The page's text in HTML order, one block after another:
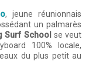
, jeune réunionnais
un palmarès
Surf School se veut
100% locale,
du plus petit au